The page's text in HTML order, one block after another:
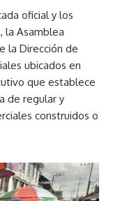
oficial y los
la Asamblea
la Dirección de
ubicados en
que establece
de regular y
construidos o